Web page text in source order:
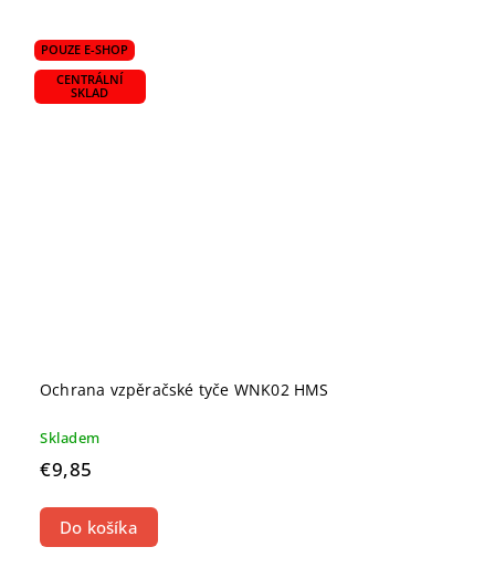
POUZE E-SHOP
CENTRÁLNÍ
SKLAD
Ochrana vzpěračské tyče WNK02 HMS
Skladem
€9,85
Do košíka